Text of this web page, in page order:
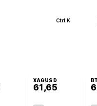
Ctrl K
XAGUSD
61,65